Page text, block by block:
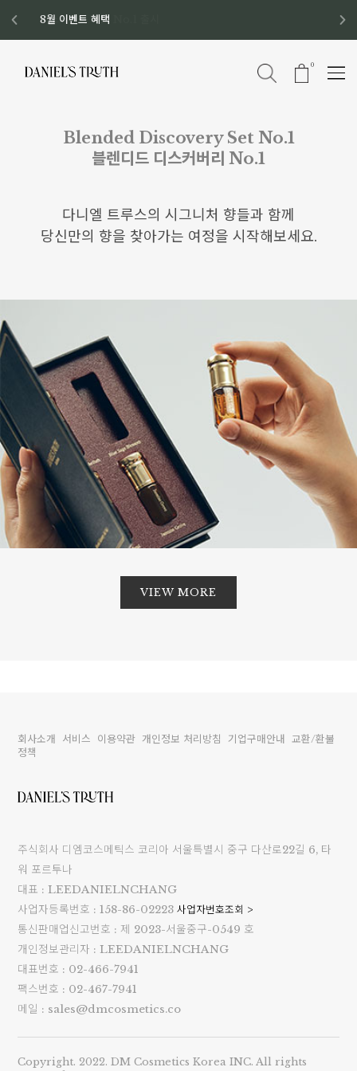
디스커버리 세트 No.1 출시
8월 이벤트 혜택
8월 증정품
신규회원 가입 혜택
0
Blended Discovery Set No.1
블렌디드 디스커버리 No.1
다니엘 트루스의 시그니처 향들과 함께
당신만의 향을 찾아가는 여정을 시작해보세요.
VIEW MORE
회사소개 서비스 이용약관 개인정보 처리방침 기업구매안내
교환/환불
정책
주식회사 디엠코스메틱스 코리아 서울특별시 중구 다산로22길 6, 타
워 포르투나
대표 : LEEDANIELNCHANG
사업자등록번호 : 158-86-02223 사업자번호조회 >
통신판매업신고번호 : 제 2023-서울중구-0549 호
개인정보관리자 : LEEDANIELNCHANG
대표번호 : 02-466-7941
팩스번호 : 02-467-7941
메일 : sales@dmcosmetics.co
Copyright. 2022. DM Cosmetics Korea INC. All rights